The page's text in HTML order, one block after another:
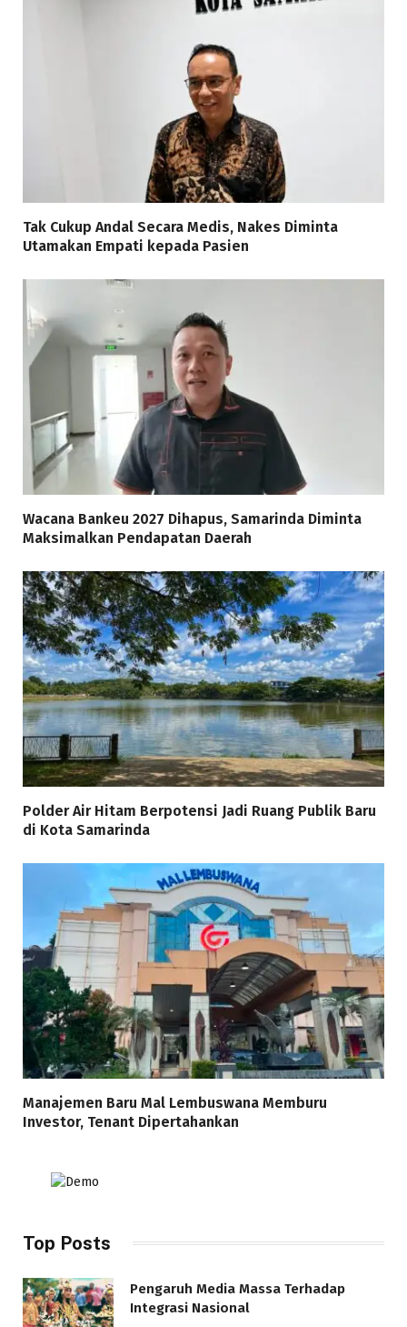
Tak Cukup Andal Secara Medis, Nakes Diminta
Utamakan Empati kepada Pasien
Wacana Bankeu 2027 Dihapus, Samarinda Diminta
Maksimalkan Pendapatan Daerah
Polder Air Hitam Berpotensi Jadi Ruang Publik Baru
di Kota Samarinda
Manajemen Baru Mal Lembuswana Memburu
Investor, Tenant Dipertahankan
Top Posts
Pengaruh Media Massa Terhadap
Integrasi Nasional